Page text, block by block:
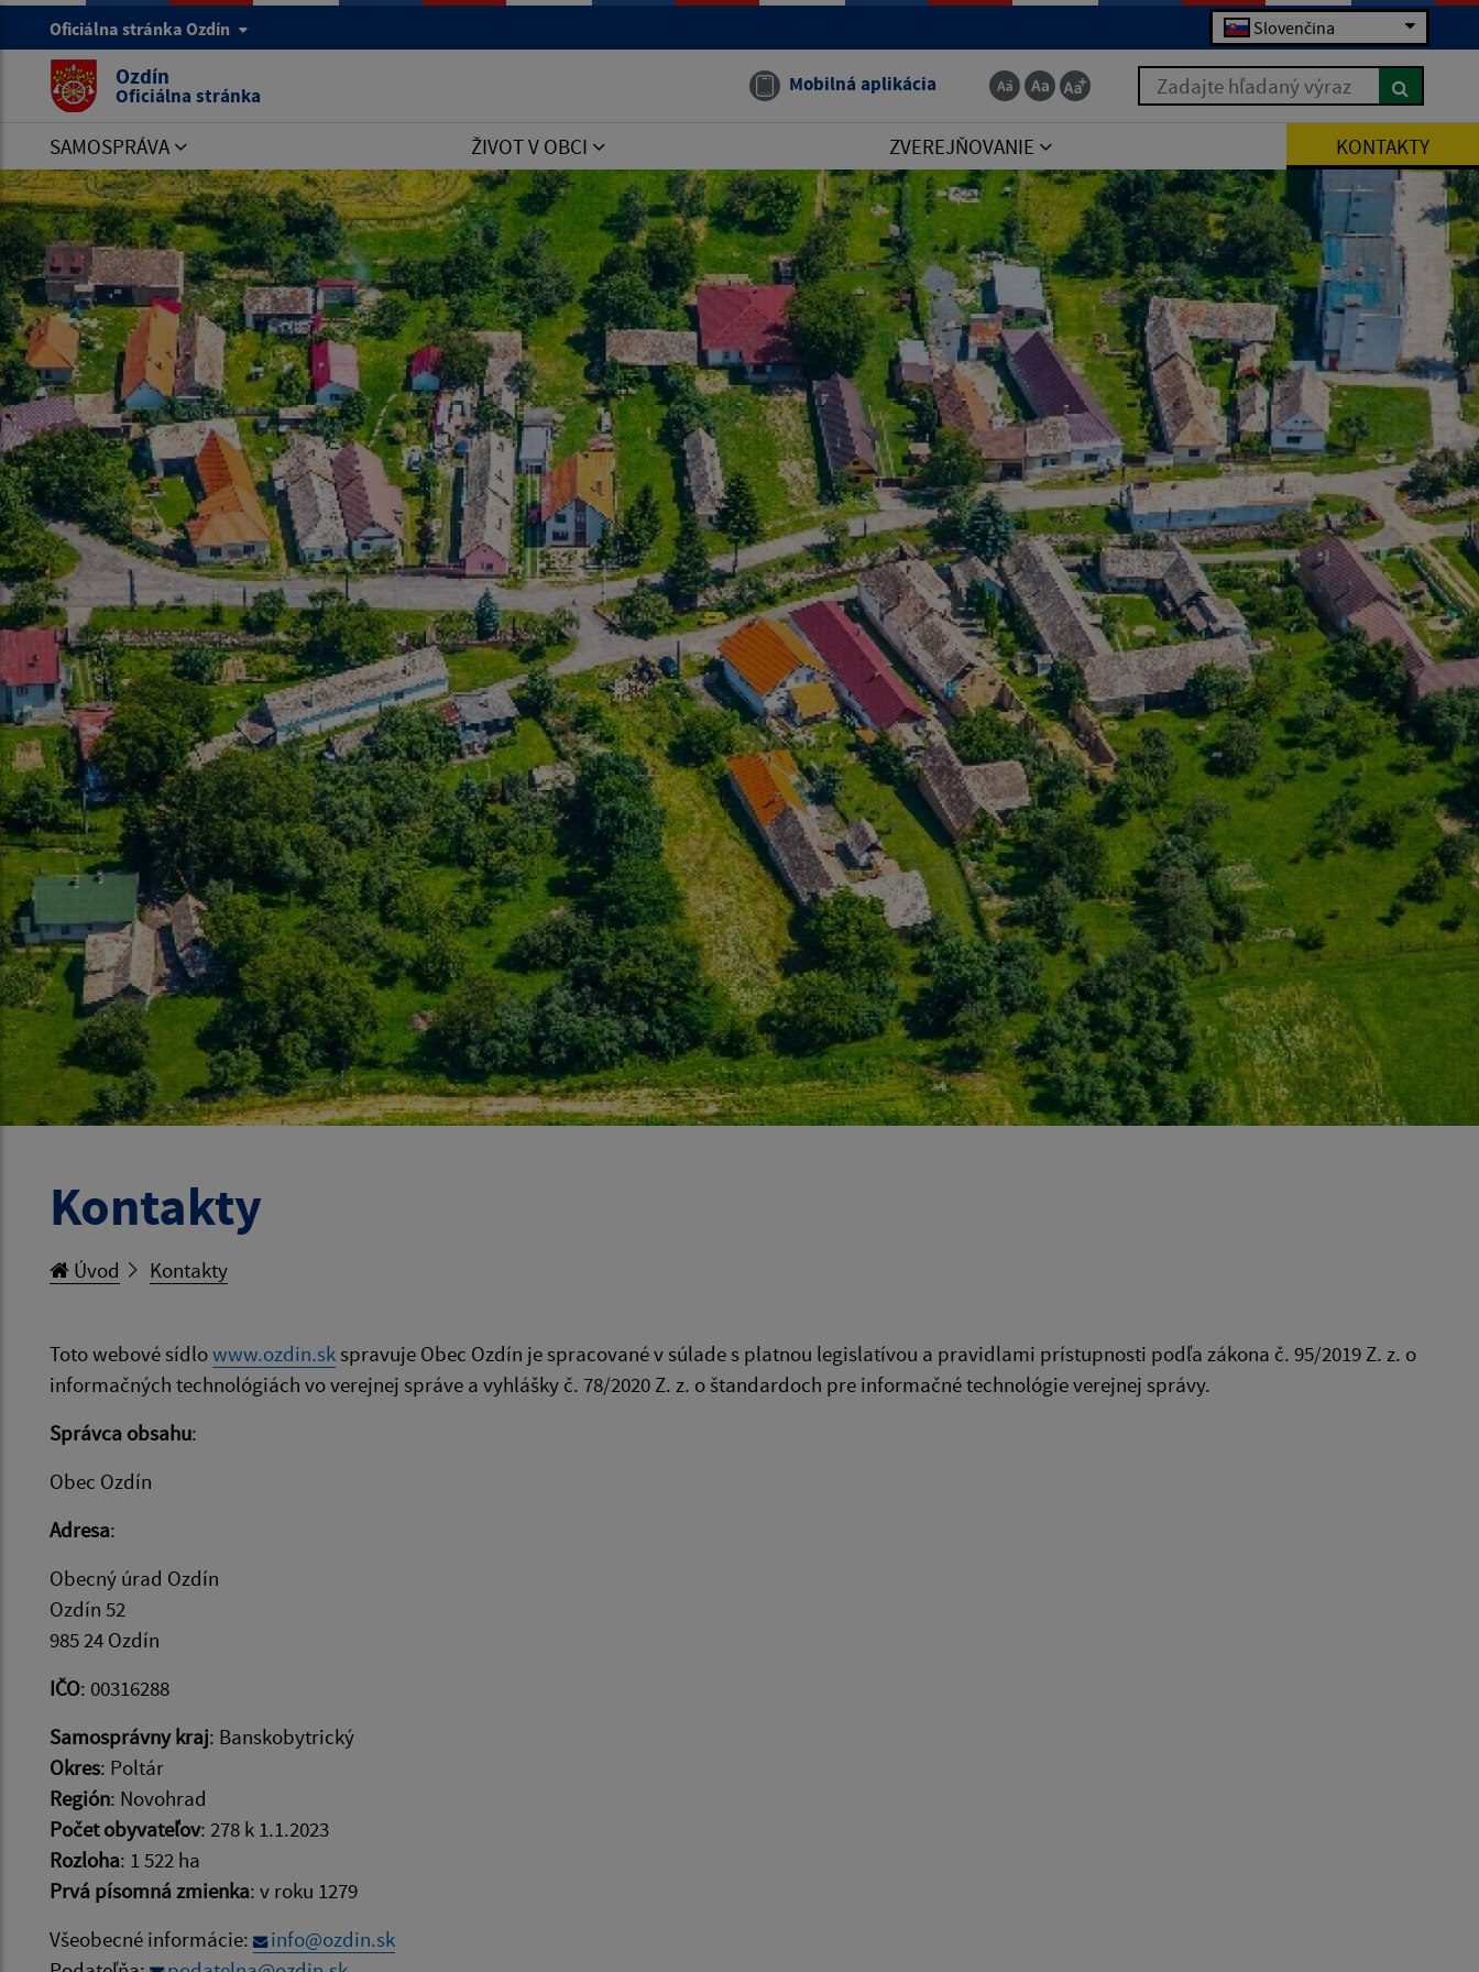
Oficiálna stránka Ozdín Slovenčina
Ozdín
Oficiálna stránka Mobilná aplikácia Zadajte hľadaný výraz
SAMOSPRÁVA ŽIVOT V OBCI ZVEREJŇOVANIE KONTAKTY
Kontakty
Úvod Kontakty
Toto webové sídlowww.ozdin.sk spravuje Obec Ozdín je spracované v súlade s platnou legislatívou a pravidlami prístupnosti podľa zákona č. 95/2019 Z. z. o
informačných technológiách vo verejnej správe a vyhlášky č. 78/2020 Z. z. o štandardoch pre informačné technológie verejnej správy.
Správca obsahu:
Obec Ozdín
Adresa:
Obecný úrad Ozdín
Ozdín 52
985 24 Ozdín
IČO: 00316288
Samosprávny kraj: Banskobytrický
Okres: Poltár
Región: Novohrad
Počet obyvateľov: 278 k 1.1.2023
Rozloha: 1 522 ha
Prvá písomná zmienka: v roku 1279
Všeobecné informácie:
info@ozdin.sk